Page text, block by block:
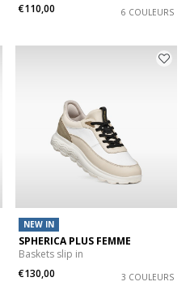
€110,00
6 COULEURS
NEW IN
SPHERICA PLUS FEMME
Baskets slip in
€130,00
3 COULEURS